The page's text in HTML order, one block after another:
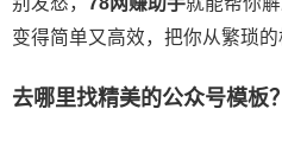
变得简单又高效，把你从繁琐的
去哪里找精美的公众号模板？